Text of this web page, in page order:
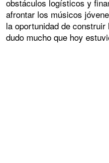
obstáculos logísticos y
afrontar los músicos
la oportunidad de
dudo mucho que hoy